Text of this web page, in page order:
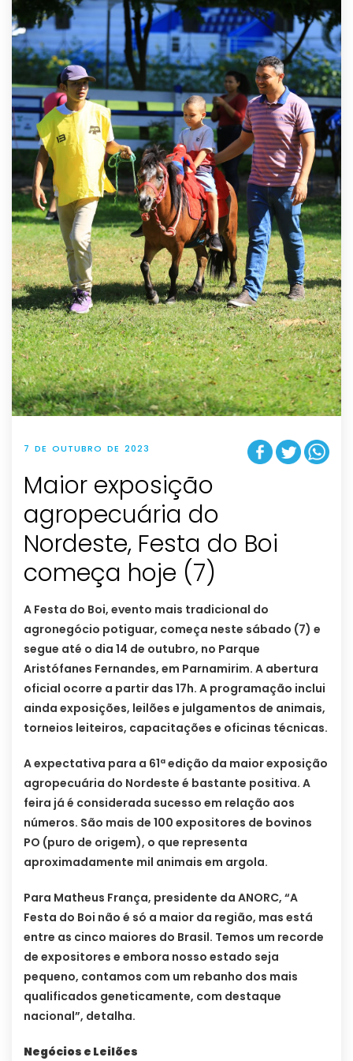
7 DE OUTUBRO DE 2023
Maior exposição
agropecuária do
Nordeste, Festa do Boi
começa hoje (7)
A Festa do Boi, evento mais tradicional do
agronegócio potiguar, começa neste sábado (7) e
segue até o dia 14 de outubro, no Parque
Aristófanes Fernandes, em Parnamirim. A abertura
oficial ocorre a partir das 17h. A programação inclui
ainda exposições, leilões e julgamentos de animais,
torneios leiteiros, capacitações e oficinas técnicas.
A expectativa para a 61ª edição da maior exposição
agropecuária do Nordeste é bastante positiva. A
feira já é considerada sucesso em relação aos
números. São mais de 100 expositores de bovinos
PO (puro de origem), o que representa
aproximadamente mil animais em argola.
Para Matheus França, presidente da ANORC, “A
Festa do Boi não é só a maior da região, mas está
entre as cinco maiores do Brasil. Temos um recorde
de expositores e embora nosso estado seja
pequeno, contamos com um rebanho dos mais
qualificados geneticamente, com destaque
nacional”, detalha.
Negócios e Leilões